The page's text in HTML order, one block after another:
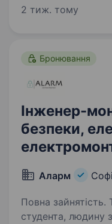
чистими. З приводу роботи прохання
2 тиж. тому
Бронювання
Інженер-
безпеки,
Аларм
Повна зайнятість.
студента, людину